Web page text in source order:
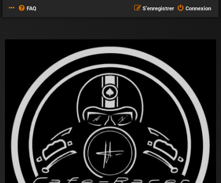
FAQ Connexion
S’enregistrer